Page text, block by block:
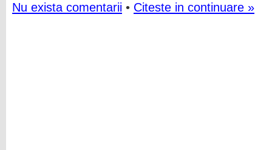
Nu exista comentarii • Citeste in continuare »